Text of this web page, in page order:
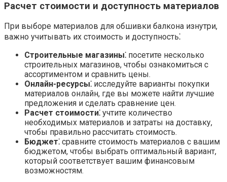
Расчет стоимости и доступность материалов
При выборе материалов для обшивки балкона изнутри,
важно учитывать их стоимость и доступность⁚
Строительные магазины⁚ посетите несколько
строительных магазинов, чтобы ознакомиться с
ассортиментом и сравнить цены.​
Онлайн-ресурсы⁚ исследуйте варианты покупки
материалов онлайн, где вы можете найти лучшие
предложения и сделать сравнение цен.
Расчет стоимости⁚ учтите количество
необходимых материалов и затраты на доставку,
чтобы правильно рассчитать стоимость.​
Бюджет⁚ сравните стоимость материалов с вашим
бюджетом, чтобы выбрать оптимальный вариант,
который соответствует вашим финансовым
возможностям.​